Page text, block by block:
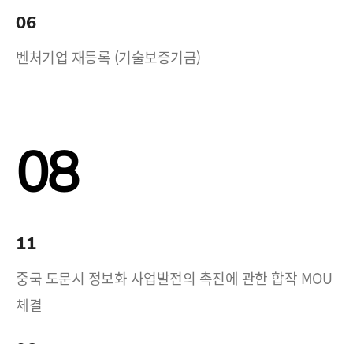
06
벤처기업 재등록 (기술보증기금)
08
11
중국 도문시 정보화 사업발전의 촉진에 관한 합작 MOU
체결